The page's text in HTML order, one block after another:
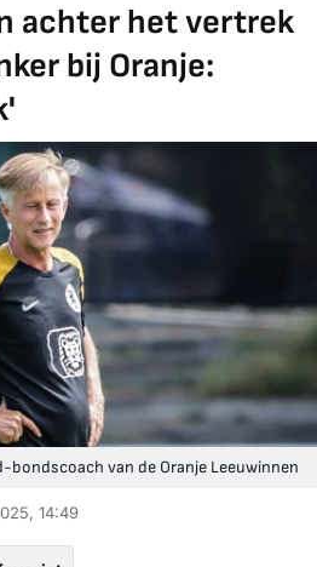
achter het vertrek
bij Oranje:
bondscoach van de Oranje Leeuwinnen
14:49